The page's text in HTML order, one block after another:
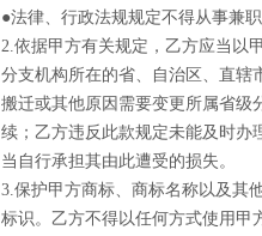
●法律、行政法规规定不得从事兼职
2.依据甲方有关规定，乙方应当以
分支机构所在的省、自治区、直辖
搬迁或其他原因需要变更所属省级
续；乙方违反此款规定未能及时办
当自行承担其由此遭受的损失。
3.保护甲方商标、商标名称以及其
标识。乙方不得以任何方式使用甲